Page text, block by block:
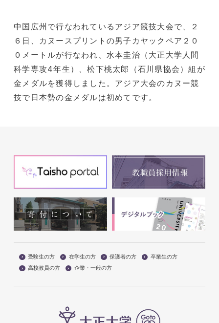
中国広州で行なわれているアジア競技大会で、２
６日、カヌースプリントの男子カヤックペア２０
０メートルが行なわれ、水本圭治（大正大学人間
科学専攻4年生）、松下桃太郎（石川県協会）組が
金メダルを獲得しました。アジア大会のカヌー競
技で日本勢の金メダルは初めてです。
受験生の方 在学生の方 保護者の方
卒業生の方
高校教員の方
企業・一般の方